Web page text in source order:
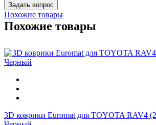
Похожие товары
Похожие товары
3D коврики Euromat для TOYOTA RAV4